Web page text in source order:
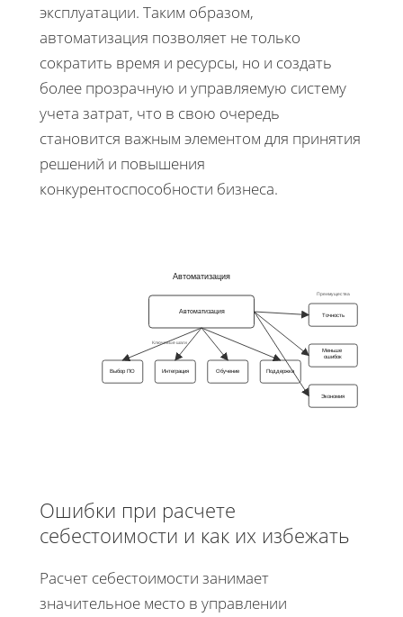
эксплуатации. Таким образом,
автоматизация позволяет не только
сократить время и ресурсы, но и создать
более прозрачную и управляемую систему
учета затрат, что в свою очередь
становится важным элементом для принятия
решений и повышения
конкурентоспособности бизнеса.
Автоматизация
Автоматизация
Выбор ПО Интеграция Обучение Поддержка
Точность
Меньше
ошибок
Экономия
Ключевые шаги
Преимущества
Ошибки при расчете
себестоимости и как их избежать
Расчет себестоимости занимает
значительное место в управлении